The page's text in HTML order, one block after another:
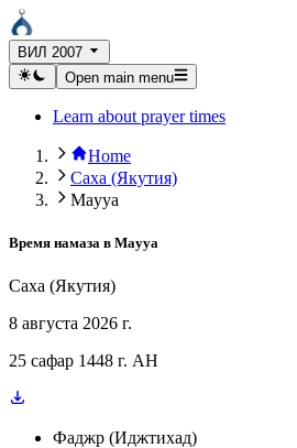
ВИЛ 2007
Open main menu
Learn about prayer times
Home
Саха (Якутия)
Mayya
Время намаза в Mayya
Саха (Якутия)
8 августа 2026 г.
25 сафар 1448 г. AH
Фаджр (Иджтихад)